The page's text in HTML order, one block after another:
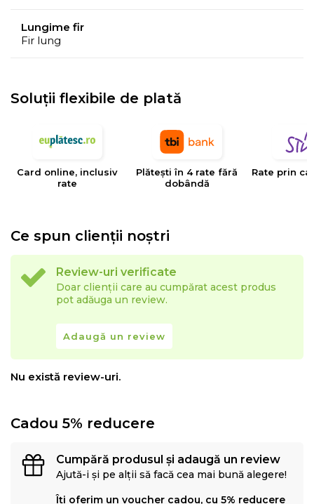
Lungime fir
Fir lung
Soluții flexibile de plată
Card online, inclusiv
rate
Plătești în 4 rate fără
dobândă
Rate prin
Ce spun clienții noștri
Review-uri verificate
Doar clienții care au cumpărat acest produs
pot adăuga un review.
Adaugă un review
Nu există review-uri.
Cadou 5% reducere
Cumpără produsul și adaugă un review
Ajută-i și pe alții să facă cea mai bună alegere!
Îți oferim un voucher cadou, cu 5% reducere